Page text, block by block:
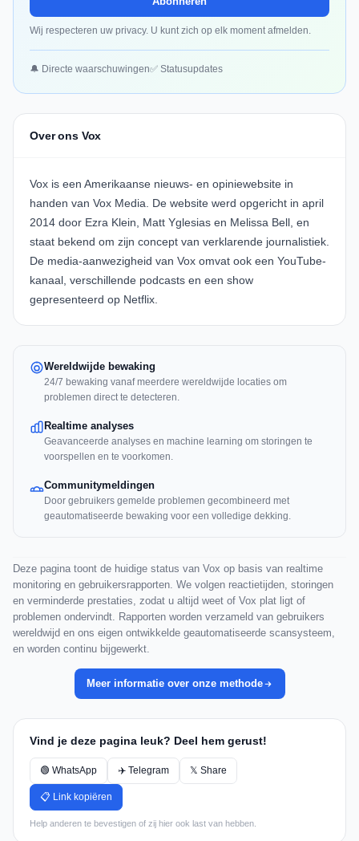
Wij respecteren uw privacy. U kunt zich op elk moment afmelden.
🔔 Directe waarschuwingen✅ Statusupdates
Over ons Vox
Vox is een Amerikaanse nieuws- en opiniewebsite in
handen van Vox Media. De website werd opgericht in april
2014 door Ezra Klein, Matt Yglesias en Melissa Bell, en
staat bekend om zijn concept van verklarende journalistiek.
De media-aanwezigheid van Vox omvat ook een YouTube-
kanaal, verschillende podcasts en een show
gepresenteerd op Netflix.
Wereldwijde bewaking
24/7 bewaking vanaf meerdere wereldwijde locaties om
problemen direct te detecteren.
Realtime analyses
Geavanceerde analyses en machine learning om storingen te
voorspellen en te voorkomen.
Communitymeldingen
Door gebruikers gemelde problemen gecombineerd met
geautomatiseerde bewaking voor een volledige dekking.
Deze pagina toont de huidige status van Vox op basis van realtime
monitoring en gebruikersrapporten. We volgen reactietijden, storingen
en verminderde prestaties, zodat u altijd weet of Vox plat ligt of
problemen ondervindt. Rapporten worden verzameld van gebruikers
wereldwijd en ons eigen ontwikkelde geautomatiseerde scansysteem,
en worden continu bijgewerkt.
Meer informatie over onze methode
Vind je deze pagina leuk? Deel hem gerust!
🟢 WhatsApp ✈️ Telegram 𝕏 Share
📋 Link kopiëren
Help anderen te bevestigen of zij hier ook last van hebben.